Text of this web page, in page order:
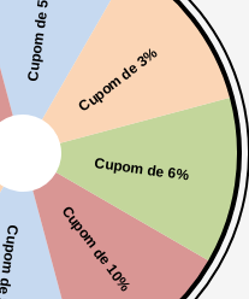
comprador verificado
comprador verificado